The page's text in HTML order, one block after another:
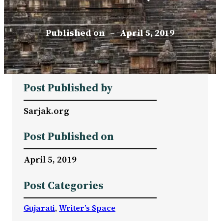
Published on – April 5, 2019
Post Published by
Sarjak.org
Post Published on
April 5, 2019
Post Categories
Gujarati, Writer’s Space